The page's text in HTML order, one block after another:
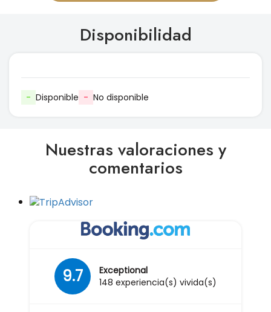
Disponibilidad
- Disponible - No disponible
Nuestras valoraciones y
comentarios
9.7
Exceptional
148 experiencia(s) vivida(s)